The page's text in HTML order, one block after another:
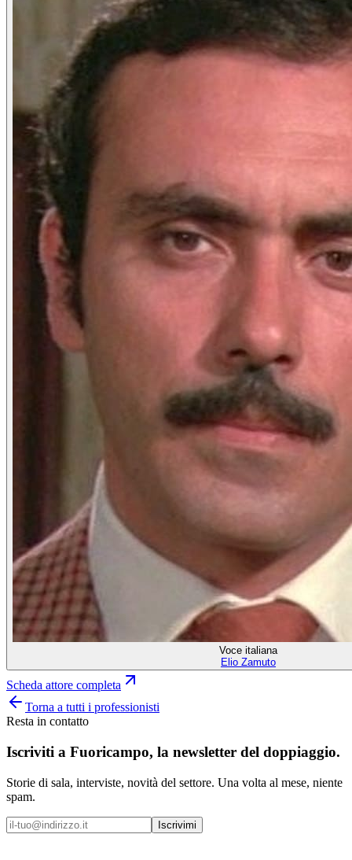
Voce italiana
Elio Zamuto
Scheda attore completa
Torna a tutti i professionisti
Resta in contatto
Iscriviti a Fuoricampo, la newsletter del doppiaggio.
Storie di sala, interviste, novità del settore. Una volta al mese, niente
spam.
Iscrivimi